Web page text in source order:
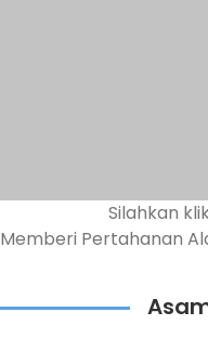
Silahkan
Memberi Pertahanan